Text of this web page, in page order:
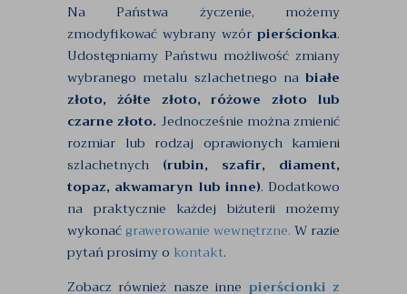
Na Państwa życzenie, możemy
zmodyfikować wybrany wzór pierścionka.
Udostępniamy Państwu możliwość zmiany
wybranego metalu szlachetnego na białe
złoto, żółte złoto, różowe złoto lub
czarne złoto. Jednocześnie można zmienić
rozmiar lub rodzaj oprawionych kamieni
szlachetnych (rubin, szafir, diament,
topaz, akwamaryn lub inne). Dodatkowo
na praktycznie każdej biżuterii możemy
wykonać grawerowanie wewnętrzne. W razie
pytań prosimy o kontakt.
Zobacz również nasze inne pierścionki z